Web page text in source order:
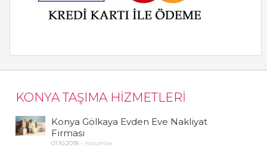
KONYA TAŞIMA HİZMETLERİ
Konya Gölkaya Evden Eve Nakliyat
Firması
01.10.2018 - Yorumlar